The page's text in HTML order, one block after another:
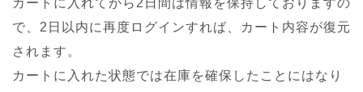
カートに入れてから2日間は情報を保持しておりますの
で、2日以内に再度ログインすれば、カート内容が復元
されます。
カートに入れた状態では在庫を確保したことにはなり